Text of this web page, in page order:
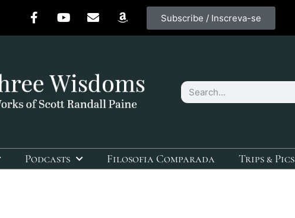
Subscribe / Inscreva-se
Podcasts Filosofia Comparada Trips & Pics